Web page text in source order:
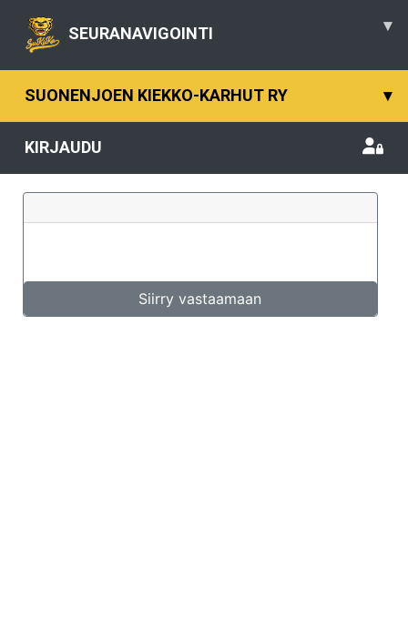
SEURANAVIGOINTI ▾
SUONENJOEN KIEKKO-KARHUT RY ▾
KIRJAUDU